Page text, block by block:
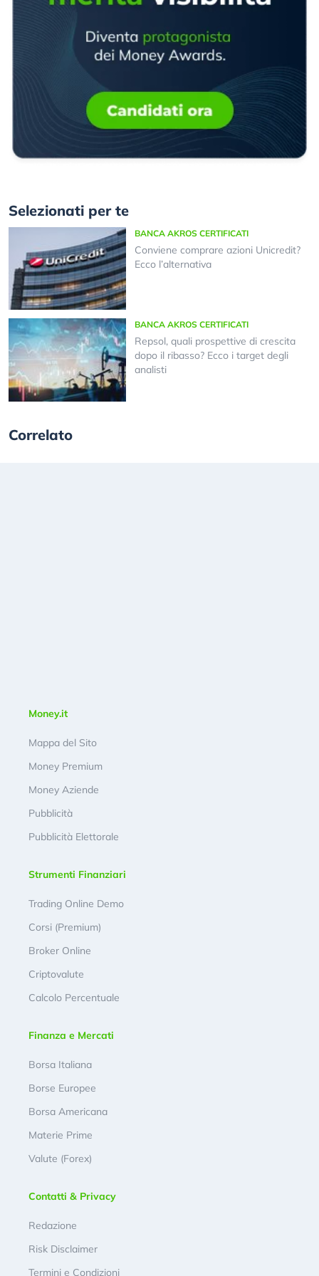
Selezionati per te
BANCA AKROS CERTIFICATI
Conviene comprare azioni Unicredit?
Ecco l’alternativa
BANCA AKROS CERTIFICATI
Repsol, quali prospettive di crescita
dopo il ribasso? Ecco i target degli
analisti
Correlato
Money.it
Mappa del Sito
Money Premium
Money Aziende
Pubblicità
Pubblicità Elettorale
Strumenti Finanziari
Trading Online Demo
Corsi (Premium)
Broker Online
Criptovalute
Calcolo Percentuale
Finanza e Mercati
Borsa Italiana
Borse Europee
Borsa Americana
Materie Prime
Valute (Forex)
Contatti & Privacy
Redazione
Risk Disclaimer
Termini e Condizioni